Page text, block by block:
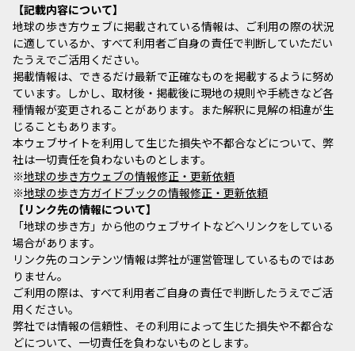
記載内容について
地球の歩き方ウェブに掲載されている情報は、ご利用の際の状況
に適しているか、すべて利用者ご自身の責任で判断していただい
たうえでご活用ください。
掲載情報は、できるだけ最新で正確なものを掲載するように努め
ています。しかし、取材後・掲載後に現地の規則や手続きなど各
種情報が変更されることがあります。また解釈に見解の相違が生
じることもあります。
本ウェブサイトを利用して生じた損失や不都合などについて、弊
社は一切責任を負わないものとします。
※地球の歩き方ウェブの情報修正・更新依頼
※地球の歩き方ガイドブックの情報修正・更新依頼
リンク先の情報について
「地球の歩き方」から他のウェブサイトなどへリンクをしている
場合があります。
リンク先のコンテンツ情報は弊社が運営管理しているものではあ
りません。
ご利用の際は、すべて利用者ご自身の責任で判断したうえでご活
用ください。
弊社では情報の信頼性、その利用によって生じた損失や不都合な
どについて、一切責任を負わないものとします。